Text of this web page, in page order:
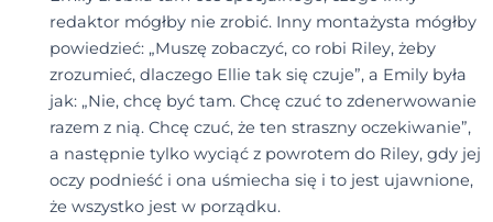
redaktor mógłby nie zrobić. Inny montażysta mógłby
powiedzieć: „Muszę zobaczyć, co robi Riley, żeby
zrozumieć, dlaczego Ellie tak się czuje”, a Emily była
jak: „Nie, chcę być tam. Chcę czuć to zdenerwowanie
razem z nią. Chcę czuć, że ten straszny oczekiwanie”,
a następnie tylko wyciąć z powrotem do Riley, gdy jej
oczy podnieść i ona uśmiecha się i to jest ujawnione,
że wszystko jest w porządku.